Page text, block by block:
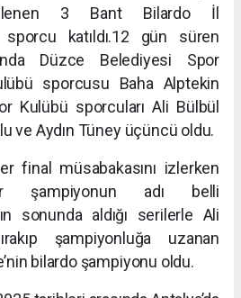
3 Bant Bilardo İl
sporcu katıldı.12 gün süren
Düzce Belediyesi Spor
sporcusu Baha Alptekin
Kulübü sporcuları Ali Bülbül
ve Aydın Tüney üçüncü oldu.
final müsabakasını izlerken
şampiyonun adı belli
sonunda aldığı serilerle Ali
şampiyonluğa uzanan
bilardo şampiyonu oldu.